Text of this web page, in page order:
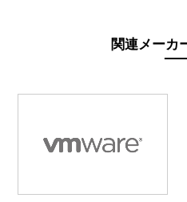
関連メーカ